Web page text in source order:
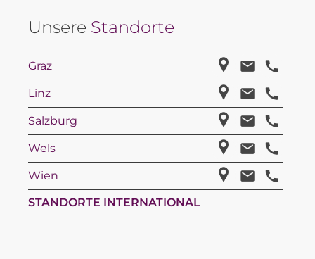
Unsere Standorte
Graz
Linz
Salzburg
Wels
Wien
STANDORTE INTERNATIONAL